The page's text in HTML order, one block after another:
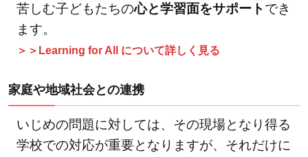
苦しむ子どもたちの心と学習面をサポートでき
ます。
＞＞Learning for All について詳しく見る
家庭や地域社会との連携
いじめの問題に対しては、その現場となり得る
学校での対応が重要となりますが、それだけに